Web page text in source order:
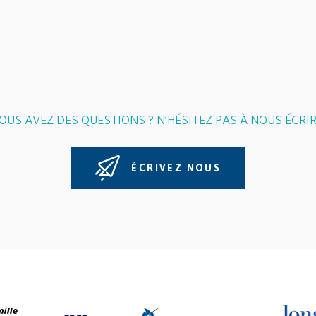
AVEZ DES QUESTIONS ? N’HÉSITEZ PAS À NOUS
ÉCRIVEZ NOUS